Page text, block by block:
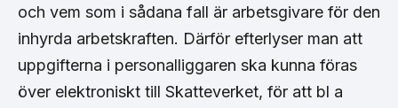
och vem som i sådana fall är arbetsgivare för den
inhyrda arbetskraften. Därför efterlyser man att
uppgifterna i personalliggaren ska kunna föras
över elektroniskt till Skatteverket, för att bl a